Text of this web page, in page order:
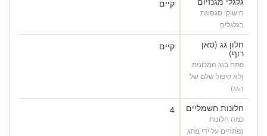
חישוקי סגסוגת
בגלגלים
קיים
חלון גג (סאן
רוף)
פתח בגג המכונית
(לא קיפול שלם של
הגג)
קיים
חלונות חשמליים
כמה חלונות
נפתחים על ידי מתג
4